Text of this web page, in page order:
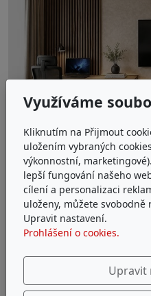
Využíváme
Kliknutím na Přijmout
uložením vybraných
výkonnostní,
lepší fungování našeho
cílení a personalizaci
uloženy, můžete
Upravit nastavení.
Prohlášení o cookies.
Upravit